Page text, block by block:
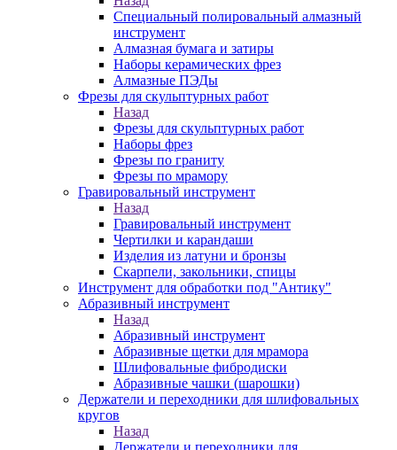
Специальный полировальный алмазный
инструмент
Алмазная бумага и затиры
Наборы керамических фрез
Алмазные ПЭДы
Фрезы для скульптурных работ
Назад
Фрезы для скульптурных работ
Наборы фрез
Фрезы по граниту
Фрезы по мрамору
Гравировальный инструмент
Назад
Гравировальный инструмент
Чертилки и карандаши
Изделия из латуни и бронзы
Скарпели, закольники, спицы
Инструмент для обработки под "Антику"
Абразивный инструмент
Назад
Абразивный инструмент
Абразивные щетки для мрамора
Шлифовальные фибродиски
Абразивные чашки (шарошки)
Держатели и переходники для шлифовальных
кругов
Назад
Держатели и переходники для